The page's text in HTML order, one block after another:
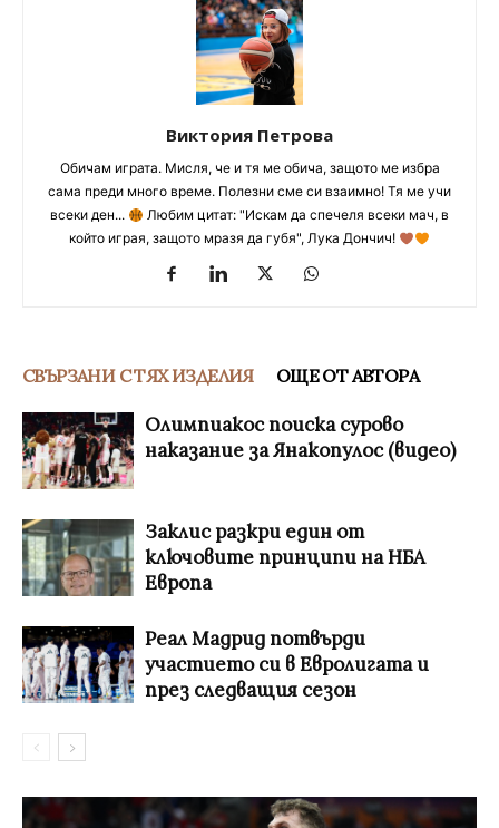
Виктория Петрова
Обичам играта. Мисля, че и тя ме обича, защото ме избра
сама преди много време. Полезни сме си взаимно! Тя ме учи
всеки ден...
Любим цитат: "Искам да спечеля всеки мач, в
който играя, защото мразя да губя", Лука Дончич!
СВЪРЗАНИ С ТЯХ ИЗДЕЛИЯ ОЩЕ ОТ АВТОРА
Олимпиакос поиска сурово
наказание за Янакопулос (видео)
Заклис разкри един от
ключовите принципи на НБА
Европа
Реал Мадрид потвърди
участието си в Евролигата и
през следващия сезон